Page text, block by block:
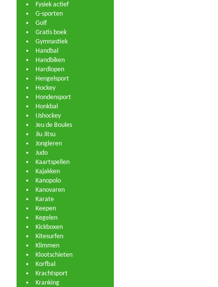
Fysiek actief
G-sporten
Golf
Gratis boek
Gymnastiek
Handbal
Handbiken
Hardlopen
Hengelsport
Hockey
Hondensport
Honkbal
IJshockey
Jeu de Boules
Jiu Jitsu
Jongleren
Judo
Kaartspellen
Kajakken
Kanopolo
Kanovaren
Karate
Keepen
Kegelen
Kickboxen
Kitesurfen
Klimmen
Klootschieten
Korfbal
Krachtsport
Kranking